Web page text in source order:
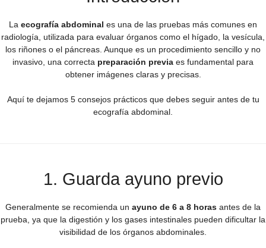
La ecografía abdominal es una de las pruebas más comunes en
radiología, utilizada para evaluar órganos como el hígado, la vesícula,
los riñones o el páncreas. Aunque es un procedimiento sencillo y no
invasivo, una correcta preparación previa es fundamental para
obtener imágenes claras y precisas.
Aquí te dejamos 5 consejos prácticos que debes seguir antes de tu
ecografía abdominal.
1. Guarda ayuno previo
Generalmente se recomienda un ayuno de 6 a 8 horas antes de la
prueba, ya que la digestión y los gases intestinales pueden dificultar la
visibilidad de los órganos abdominales.